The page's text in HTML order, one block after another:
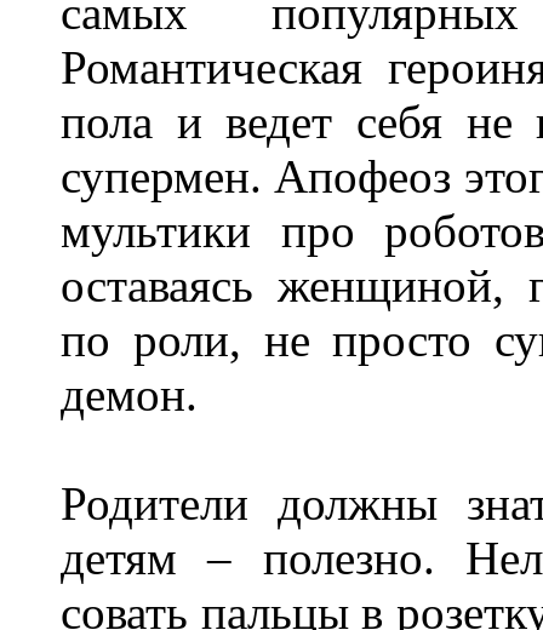
самых
Романтическая
пола и ведет себя
супермен. Апофеоз
мультики про
оставаясь женщиной,
по роли, не просто
демон.
Родители должны
детям – полезно.
совать пальцы в